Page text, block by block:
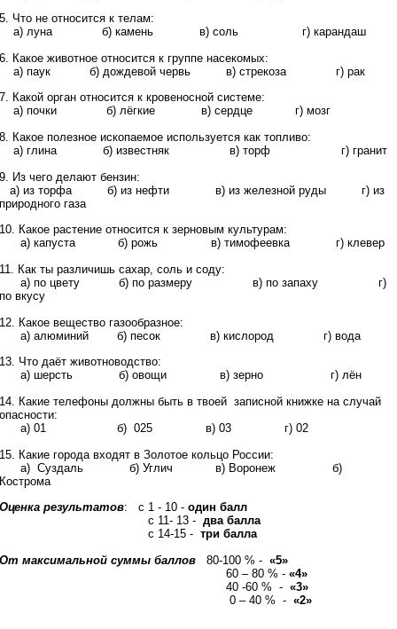
Что не относится к телам:
луна б) камень в) соль г) карандаш
Какое животное относится к группе насекомых:
паук б) дождевой червь в) стрекоза г) рак
Какой орган относится к кровеносной системе:
почки б) лёгкие в) сердце г) мозг
Какое полезное ископаемое используется как топливо:
глина б) известняк в) торф г) гранит
Из чего делают бензин:
из торфа б) из нефти в) из железной руды г) из
газа
Какое растение относится к зерновым культурам:
капуста б) рожь в) тимофеевка г) клевер
Как ты различишь сахар, соль и соду:
по цвету б) по размеру в) по запаху г)
вкусу
Какое вещество газообразное:
алюминий б) песок в) кислород г) вода
Что даёт животноводство:
шерсть б) овощи в) зерно г) лён
Какие телефоны должны быть в твоей записной книжке на случай
01 б) 025 в) 03 г) 02
Какие города входят в Золотое кольцо России:
Суздаль б) Углич в) Воронеж б)
результатов: с 1 - 10 - один балл
11- 13 - два балла
14-15 - три балла
максимальной суммы баллов80-100 % - «5»
– 80 % - «4»
-60 % - «3»
– 40 % - «2»